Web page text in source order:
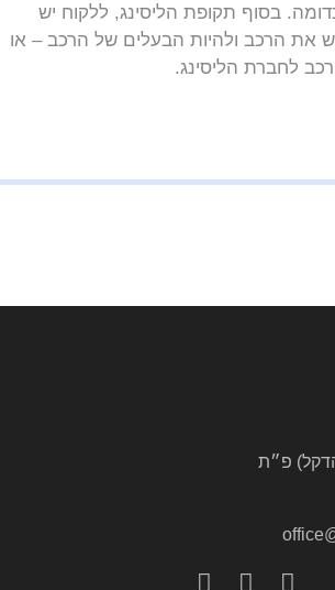
בסוף תקופת הליסינג, ללקוח יש
את הרכב ולהיות הבעלים של הרכב – או
לחברת הליסינג.